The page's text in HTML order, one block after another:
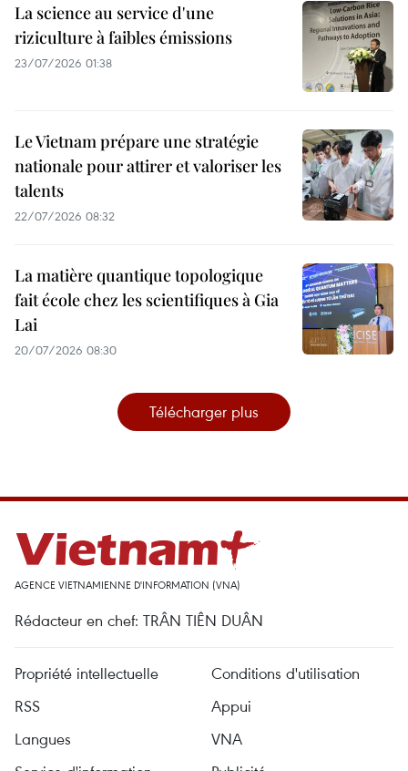
La science au service d'une
riziculture à faibles émissions
23/07/2026 01:38
Le Vietnam prépare une stratégie
nationale pour attirer et valoriser les
talents
22/07/2026 08:32
La matière quantique topologique
fait école chez les scientifiques à Gia
Lai
20/07/2026 08:30
Télécharger plus
AGENCE VIETNAMIENNE D'INFORMATION (VNA)
Rédacteur en chef: TRÂN TIÊN DUÂN
Propriété intellectuelle
Conditions d'utilisation
RSS
Appui
Langues
VNA